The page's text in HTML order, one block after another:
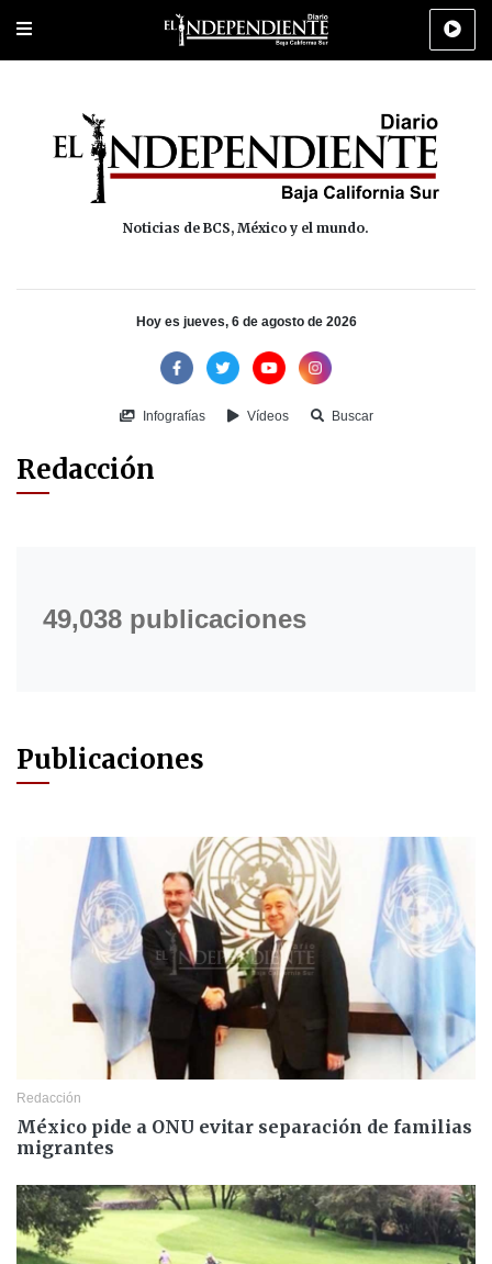
Portada Los Cabos Policiaca Deportes Cultura
Noticias de BCS, México y el mundo.
Hoy es jueves, 6 de agosto de 2026
Infografías Vídeos Buscar
Redacción
49,038 publicaciones
Publicaciones
Redacción
México pide a ONU evitar separación de familias
migrantes